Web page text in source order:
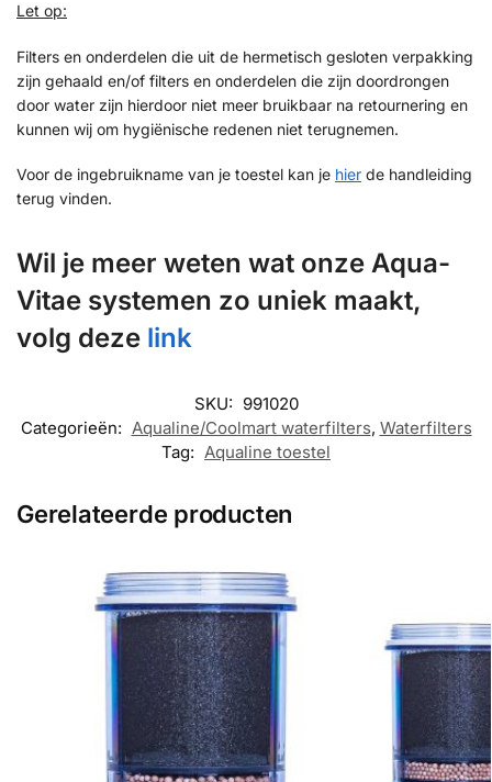
Let op:
Filters en onderdelen die uit de hermetisch gesloten verpakking
zijn gehaald en/of filters en onderdelen die zijn doordrongen
door water zijn hierdoor niet meer bruikbaar na retournering en
kunnen wij om hygiënische redenen niet terugnemen.
Voor de ingebruikname van je toestel kan je hier de handleiding
terug vinden.
Wil je meer weten wat onze Aqua-
Vitae systemen zo uniek maakt,
volg deze link
SKU: 991020
Categorieën: Aqualine/Coolmart waterfilters, Waterfilters
Tag: Aqualine toestel
Gerelateerde producten